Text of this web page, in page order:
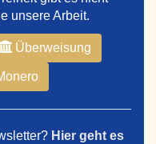
unsere Arbeit.
Überweisung
Hier geht es